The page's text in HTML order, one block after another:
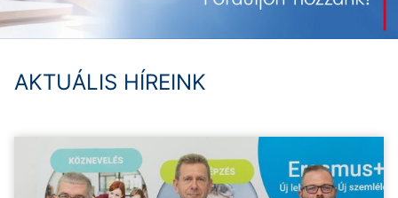
AKTUÁLIS HÍREINK